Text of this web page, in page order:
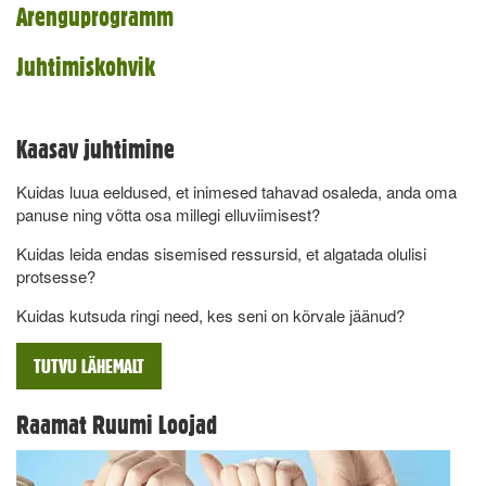
Arenguprogramm
Juhtimiskohvik
Kaasav juhtimine
Kuidas luua eeldused, et inimesed tahavad osaleda, anda oma
panuse ning võtta osa millegi elluviimisest?
Kuidas leida endas sisemised ressursid, et algatada olulisi
protsesse?
Kuidas kutsuda ringi need, kes seni on kõrvale jäänud?
TUTVU LÄHEMALT
Raamat Ruumi Loojad